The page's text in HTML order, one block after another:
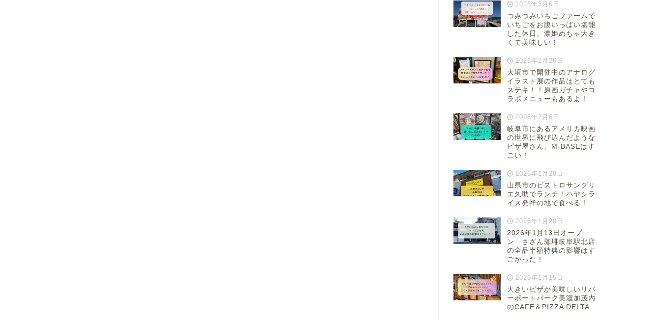
2026年3月6日
つみつみいちごファームで
いちごをお腹いっぱい堪能
した休日。濃姫めちゃ大き
くて美味しい！
2026年2月26日
大垣市で開催中のアナログ
イラスト展の作品はとても
ステキ！！原画ガチャやコ
ラボメニューもあるよ！
2026年2月6日
岐阜市にあるアメリカ映画
の世界に飛び込んだような
ピザ屋さん、M-BASEはす
ごい！
2026年1月28日
山県市のビストロサングリ
エ久助でランチ！ハヤシラ
イス発祥の地で食べる！
2026年1月20日
2026年1月13日オープ
ン さざん珈琲岐阜駅北店
の全品半額特典の影響はす
ごかった！
2026年1月15日
大きいピザが美味しいリバ
ーポートパーク美濃加茂内
のCAFE＆PIZZA DELTA